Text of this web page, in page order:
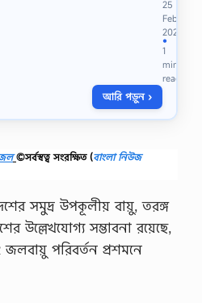
O
R
D
e
g
r
e
e
…
-
তা
র
প
র
স্ব
টা
কা
ও
25
Feb
2021
●
1
min
read
আরি পড়ুন ›
©সর্বস্বত্ব সংরক্ষিত (বাংলা নিউজ
সমুদ্র উপকূলীয় বায়ু, তরঙ্গ
উল্লেখযোগ্য সম্ভাবনা রয়েছে,
জলবায়ু পরিবর্তন প্রশমনে